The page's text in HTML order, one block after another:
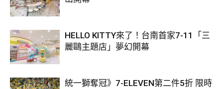
HELLO KITTY來了！台南首家7-11「三
麗鷗主題店」夢幻開幕
統一獅奪冠》7-ELEVEN第二件5折 限時